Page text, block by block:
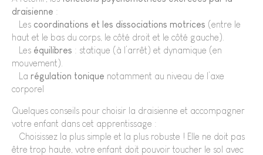
draisienne :
• Les coordinations et les dissociations motrices (entre le
haut et le bas du corps, le côté droit et le côté gauche).
• Les équilibres : statique (à l’arrêt) et dynamique (en
mouvement).
• La régulation tonique notamment au niveau de l’axe
corporel
Quelques conseils pour choisir la draisienne et accompagner
votre enfant dans cet apprentissage :
• Choisissez la plus simple et la plus robuste ! Elle ne doit pas
être trop haute, votre enfant doit pouvoir toucher le sol avec